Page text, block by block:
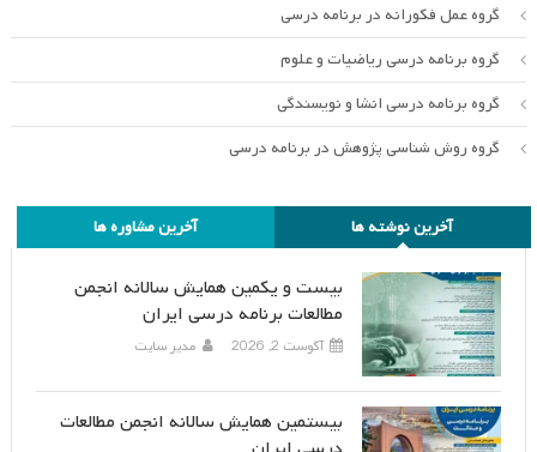
گروه عمل فکورانه در برنامه درسی
گروه برنامه درسی ریاضیات و علوم
گروه برنامه درسی انشا و نویسندگی
گروه روش شناسی پژوهش در برنامه درسی
آخرین نوشته ها آخرین مشاوره ها
بیست و یکمین همایش سالانه انجمن
مطالعات برنامه درسی ایران
آگوست 2, 2026 مدیر سایت
بیستمین همایش سالانه انجمن مطالعات